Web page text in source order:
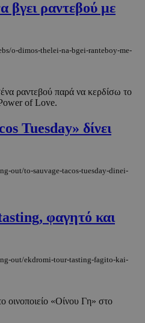
βγει ραντεβού με
o-dimos-thelei-na-bgei-ranteboy-me-
ραντεβού παρά να κερδίσω το
of Love.
Tuesday» δίνει
out/to-sauvage-tacos-tuesday-dinei-
φαγητό και
out/ekdromi-tour-tasting-fagito-kai-
οινοποιείο «Οίνου Γη» στο
Cloudflare Inc.
CookieScript
www.must.com.cy
4
Google